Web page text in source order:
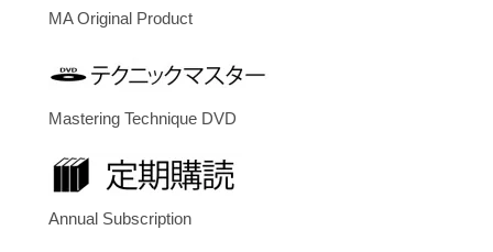
MA Original Product
Mastering Technique DVD
Annual Subscription